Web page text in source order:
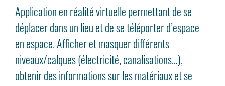
Application en réalité virtuelle permettant de se
déplacer dans un lieu et de se téléporter d’espace
en espace. Afficher et masquer différents
niveaux/calques (électricité, canalisations…),
obtenir des informations sur les matériaux et se